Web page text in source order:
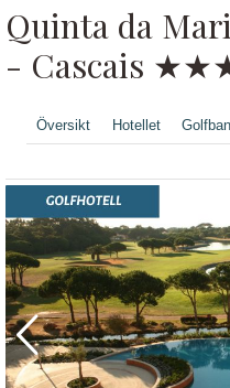
Quinta da
- Cascais
Översikt Hotellet